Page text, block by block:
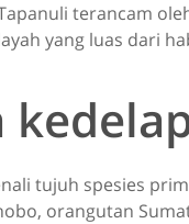
terancam
yang luas dari
tujuh spesies
orangutan